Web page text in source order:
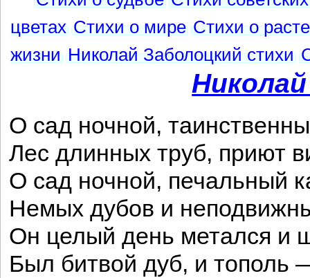
цветах Стихи о мире Стихи о
жизни Николай Заболоцкий стихи
О сад ночной,
Лес длинных труб, приют
О сад ночной, печальный
Немых дубов и
Он целый день метался и
Был битвой дуб, и тополь